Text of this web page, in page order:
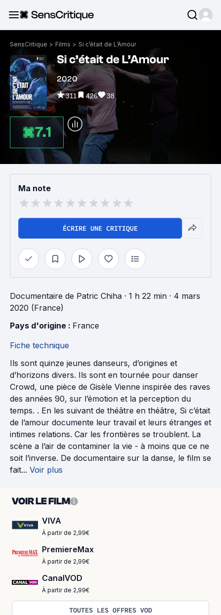
SensCritique > Films > Si c’était de L’Amour
Si c’était de L’Amour
2020
311 426 38
7.1
Ma note
ÉCRIRE UNE CRITIQUE
Documentaire de Patric Chiha · 1 h 22 min · 4 mars
2020 (France)
Pays d'origine : France
Fiche technique
Ils sont quinze jeunes danseurs, d’origines et
d’horizons divers. Ils sont en tournée pour danser
Crowd, une pièce de Gisèle Vienne inspirée des raves
des années 90, sur l’émotion et la perception du
temps. . En les suivant de théâtre en théâtre, Si c’était
de l’amour documente leur travail et leurs étranges et
intimes relations. Car les frontières se troublent. La
scène a l’air de contaminer la vie - à moins que ce ne
soit l’inverse. De documentaire sur la danse, le film se
fait... Voir plus
VOIR LE FILM
VIVA
À partir de 2,99€
PremiereMax
À partir de 2,99€
CanalVOD
À partir de 2,99€
TOUTES LES OFFRES VOD